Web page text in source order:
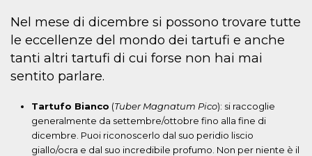
Nel mese di dicembre si possono trovare tutte
le eccellenze del mondo dei tartufi e anche
tanti altri tartufi di cui forse non hai mai
sentito parlare.
Tartufo Bianco (Tuber Magnatum Pico): si raccoglie
generalmente da settembre/ottobre fino alla fine di
dicembre. Puoi riconoscerlo dal suo peridio liscio
giallo/ocra e dal suo incredibile profumo. Non per niente è il